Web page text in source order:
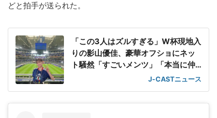
どと拍手が送られた。
「この3人はズルすぎる」W杯現地入
りの影山優佳、豪華オフショにネッ
ト騒然「すごいメンツ」「本当に仲
J-CASTニュース